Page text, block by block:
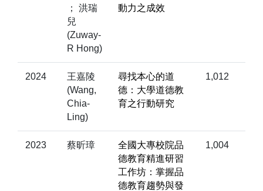
； 洪瑞
兒
(Zuway-
R Hong)
動力之成效
2024
王嘉陵
(Wang,
Chia-
Ling)
尋找本心的道
德：大學道德教
育之行動研究
1,012
2023 蔡昕璋
全國大專校院品
德教育精進研習
工作坊：掌握品
德教育趨勢與發
1,004